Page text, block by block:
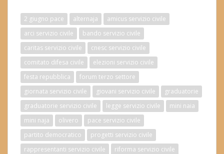
2 giugno pace alternaja
amicus servizio civile
arci servizio civile
bando servizio civile
caritas servizio civile
cnesc servizio civile
comitato difesa civile
elezioni servizio civile
festa repubblica
forum terzo settore
giornata servizio civile
giovani servizio civile
graduatorie
graduatorie servizio civile
legge servizio civile
mini naia
mini naja
olivero
pace servizio civile
partito democratico
progetti servizio civile
rappresentanti servizio civile
riforma servizio civile